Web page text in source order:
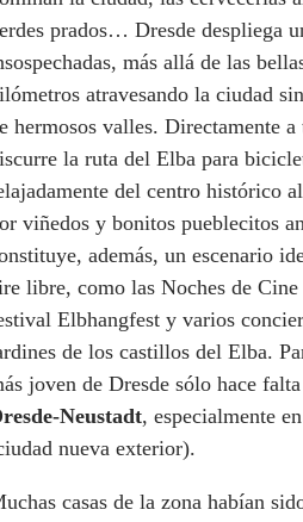
prados… Dresde despliega
más allá de las
atravesando la ciudad
hermosos valles. Directamente
la ruta del Elba para
del centro histórico
viñedos y bonitos pueblecitos
además, un escenario
libre, como las Noches de
Elbhangfest y varios
de los castillos del Elba.
joven de Dresde sólo hace
Neustadt, especialmente
nueva exterior).
casas de la zona habían